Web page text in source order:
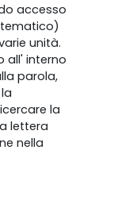
accesso
unità.
all' interno
parola,
la
lettera
nella